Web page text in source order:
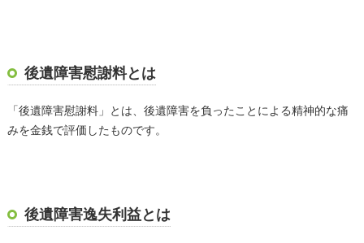
後遺障害慰謝料とは
「後遺障害慰謝料」とは、後遺障害を負ったことによる精神的な痛
みを金銭で評価したものです。
後遺障害逸失利益とは